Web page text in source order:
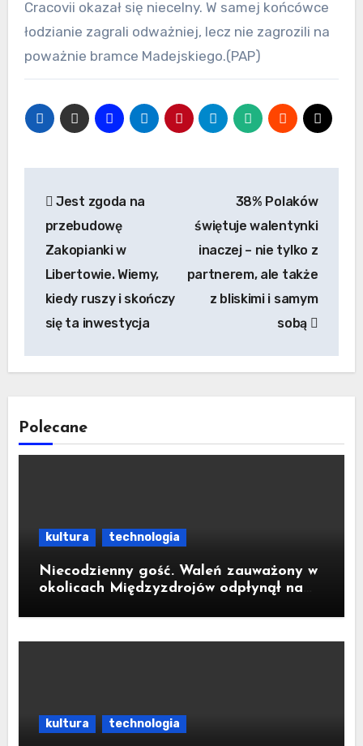
Cracovii okazał się niecelny. W samej końcówce
łodzianie zagrali odważniej, lecz nie zagrozili na
poważnie bramce Madejskiego.(PAP)
wpisu
Jest zgoda na
przebudowę
Zakopianki w
Libertowie. Wiemy,
kiedy ruszy i skończy
się ta inwestycja
38% Polaków
świętuje walentynki
inaczej – nie tylko z
partnerem, ale także
z bliskimi i samym
sobą
Polecane
kultura technologia
Niecodzienny gość. Waleń zauważony w
okolicach Międzyzdrojów odpłynął na
kultura technologia